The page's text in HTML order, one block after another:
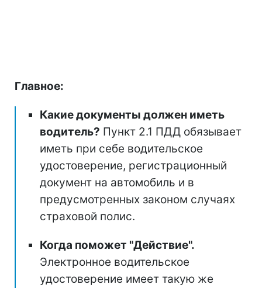
Главное:
Какие документы должен иметь
водитель? Пункт 2.1 ПДД обязывает
иметь при себе водительское
удостоверение, регистрационный
документ на автомобиль и в
предусмотренных законом случаях
страховой полис.
Когда поможет "Действие".
Электронное водительское
удостоверение имеет такую же